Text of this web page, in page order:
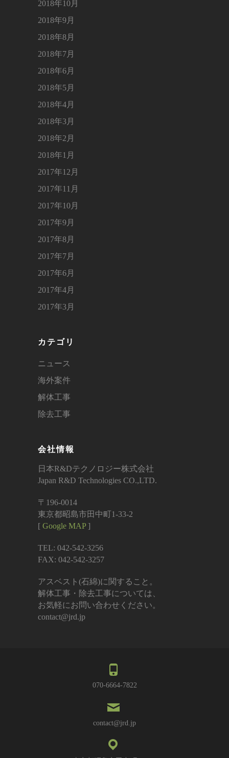
2018年10月
2018年9月
2018年8月
2018年7月
2018年6月
2018年5月
2018年4月
2018年3月
2018年2月
2018年1月
2017年12月
2017年11月
2017年10月
2017年9月
2017年8月
2017年7月
2017年6月
2017年4月
2017年3月
カテゴリ
ニュース
海外案件
解体工事
除去工事
会社情報
日本R&Dテクノロジー株式会社
Japan R&D Technologies CO.,LTD.
〒196-0014
東京都昭島市田中町1-33-2
[ Google MAP]
TEL: 042-542-3256
FAX: 042-542-3257
アスベスト(石綿)に関すること。
解体工事・除去工事については、
お気軽にお問い合わせください。
contact@jrd.jp
070-6664-7822
contact@jrd.jp